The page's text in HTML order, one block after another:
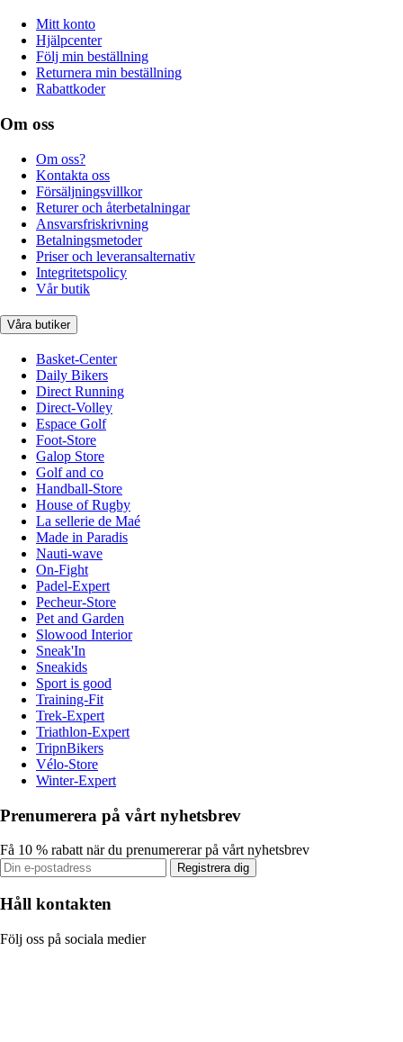
Mitt konto
Hjälpcenter
Följ min beställning
Returnera min beställning
Rabattkoder
Om oss
Om oss?
Kontakta oss
Försäljningsvillkor
Returer och återbetalningar
Ansvarsfriskrivning
Betalningsmetoder
Priser och leveransalternativ
Integritetspolicy
Vår butik
Våra butiker
Basket-Center
Daily Bikers
Direct Running
Direct-Volley
Espace Golf
Foot-Store
Galop Store
Golf and co
Handball-Store
House of Rugby
La sellerie de Maé
Made in Paradis
Nauti-wave
On-Fight
Padel-Expert
Pecheur-Store
Pet and Garden
Slowood Interior
Sneak'In
Sneakids
Sport is good
Training-Fit
Trek-Expert
Triathlon-Expert
TripnBikers
Vélo-Store
Winter-Expert
Prenumerera på vårt nyhetsbrev
Få 10 % rabatt när du prenumererar på vårt nyhetsbrev
Registrera dig
Håll kontakten
Följ oss på sociala medier